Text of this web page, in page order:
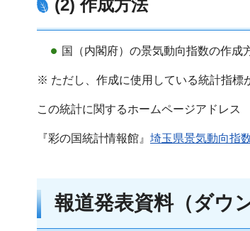
(2) 作成方法
国（内閣府）の景気動向指数の作成
※ ただし、作成に使用している統計指標
この統計に関するホームページアドレス
『彩の国統計情報館』 埼玉県景気動向指
報道発表資料（ダウ